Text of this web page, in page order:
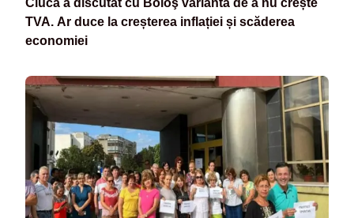
Ciucă a discutat cu Boloş varianta de a nu crește
TVA. Ar duce la creșterea inflației și scăderea
economiei